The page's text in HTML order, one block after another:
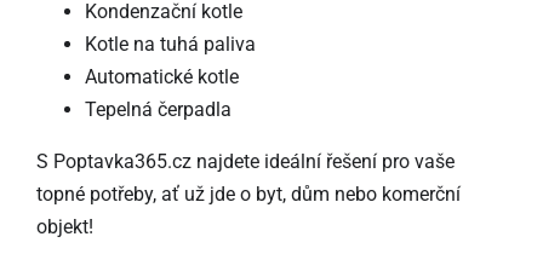
Kondenzační kotle
Kotle na tuhá paliva
Automatické kotle
Tepelná čerpadla
S Poptavka365.cz najdete ideální řešení pro vaše
topné potřeby, ať už jde o byt, dům nebo komerční
objekt!